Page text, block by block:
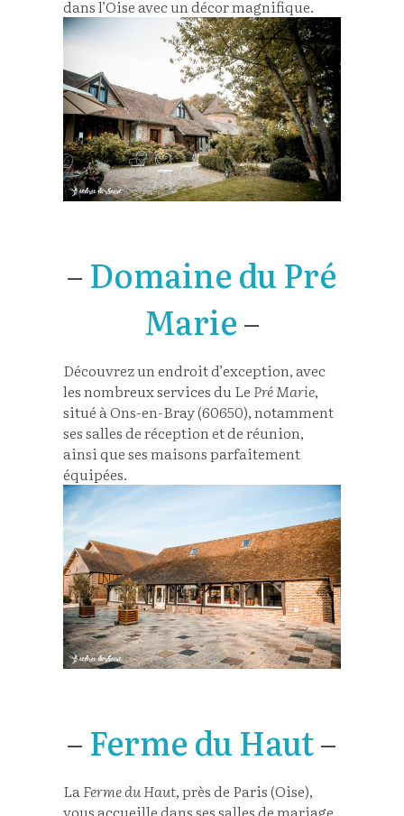
dans l’Oise avec un décor magnifique.
–Domaine du Pré
Marie–
Découvrez un endroit d’exception, avec
les nombreux services du Le Pré Marie,
situé à Ons-en-Bray (60650), notamment
ses salles de réception et de réunion,
ainsi que ses maisons parfaitement
équipées.
–Ferme du Haut–
LaFerme du Haut, près de Paris (Oise),
vous accueille dans ses salles de mariage